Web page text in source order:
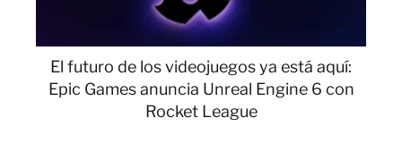
El futuro de los videojuegos ya está aquí:
Epic Games anuncia Unreal Engine 6 con
Rocket League